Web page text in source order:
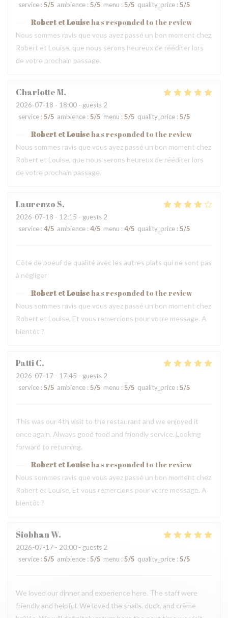
service : 5/5 ambience : 5/5 menu : 5/5 quality_price : 5/5
Robert et Louisehas responded to the review
Nous sommes ravis que vous ayez passé un bon moment chez
Robert et Louise, que nous serons heureux de rééditer lors
de votre prochain passage.
CharlotteM
2026-07-18 - 18:00 - guests 2
service : 5/5 ambience : 5/5 menu : 5/5 quality_price : 5/5
Robert et Louisehas responded to the review
Nous sommes ravis que vous ayez passé un bon moment chez
Robert et Louise, que nous serons heureux de rééditer lors
de votre prochain passage.
Laurenzo S
2026-07-18 - 12:15 - guests 2
service : 4/5 ambience : 4/5 menu : 4/5 quality_price : 5/5
Côte de boeuf de qualité avec les autres plats qui ne sont pas
à négliger
Robert et Louisehas responded to the review
Nous sommes ravis que vous ayez passé un bon moment chez
Robert et Louise, Et vous remercions pour votre message. A
bientôt ?
PattiC
2026-07-17 - 17:45 - guests 2
service : 5/5 ambience : 5/5 menu : 5/5 quality_price : 5/5
This was our 4th visit to the restaurant and we enjoyed it
once again. Always good food and friendly service. Looking
forward to returning.
Robert et Louisehas responded to the review
Nous sommes ravis que vous ayez passé un bon moment chez
Robert et Louise, Et vous remercions pour votre message. A
bientôt ?
SiobhanW
2026-07-17 - 20:00 - guests 2
service : 5/5 ambience : 5/5 menu : 5/5 quality_price : 5/5
We loved our dinner and experience here. The staff were
friendly and helpful. We loved the snails, duck, and crème